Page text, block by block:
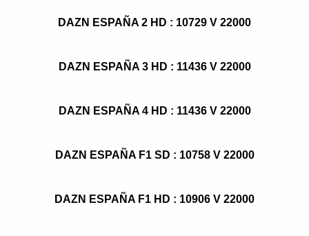
DAZN ESPAÑA 2 HD : 10729 V 22000
DAZN ESPAÑA 3 HD : 11436 V 22000
DAZN ESPAÑA 4 HD : 11436 V 22000
DAZN ESPAÑA F1 SD : 10758 V 22000
DAZN ESPAÑA F1 HD : 10906 V 22000